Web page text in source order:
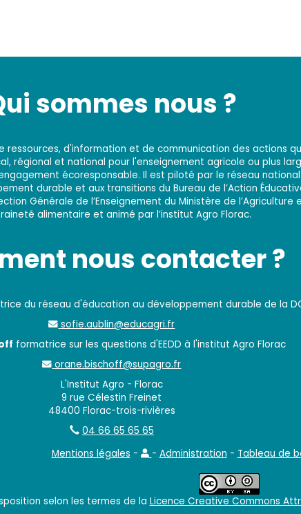
sommes nous ?
ressources, d'information et de communication des actions
régional et national pour l'enseignement agricole ou plus
écoresponsable. Il est piloté par le réseau
durable et aux transitions du Bureau de l’Action
Générale de l’Enseignement du Ministère de l’Agriculture
alimentaire et animé par l’institut Agro Florac.
nous contacter ?
du réseau d'éducation au développement durable de la
sofie.aublin@educagri.fr
formatrice sur les questions d'EEDD à l'institut Agro Florac
orane.bischoff@supagro.fr
L'Institut Agro - Florac
9 rue Célestin Freinet
48400 Florac-trois-rivières
04 66 65 65 65
Mentions légales - - Administration - Tableau de
selon les termes de la Licence Creative Commons